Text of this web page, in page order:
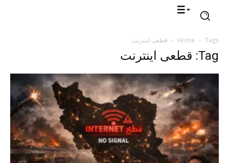
Home Tags قطعی اینترنت
Tag: قطعی اینترنت